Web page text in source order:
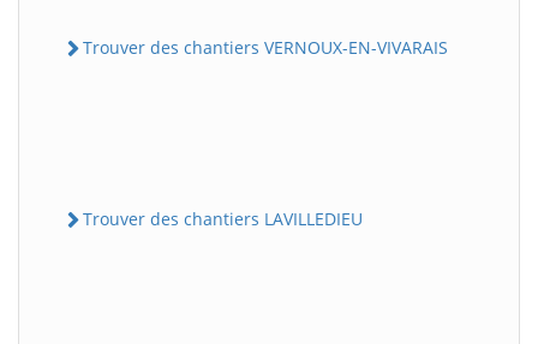
Trouver des chantiers VERNOUX-EN-VIVARAIS
Trouver des chantiers LAVILLEDIEU